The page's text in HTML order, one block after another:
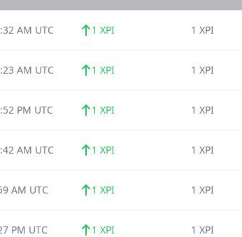
AM UTC 1 XPI 1 XPI
AM UTC 1 XPI 1 XPI
PM UTC 1 XPI 1 XPI
AM UTC 1 XPI 1 XPI
AM UTC 1 XPI 1 XPI
PM UTC 1 XPI 1 XPI